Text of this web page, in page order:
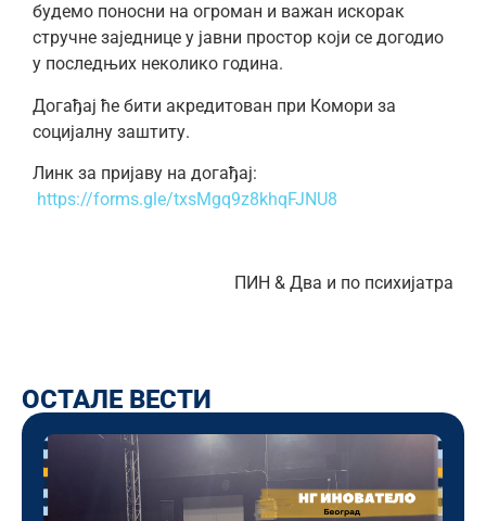
будемо поносни на огроман и важан искорак
стручне заједнице у јавни простор који се догодио
у последњих неколико година.
Догађај ће бити акредитован при Комори за
социјалну заштиту.
Линк за пријаву на догађај:
https://forms.gle/txsMgq9z8khqFJNU8
ПИН & Два и по психијатра
ОСТАЛЕ ВЕСТИ